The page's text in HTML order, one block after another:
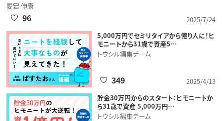
愛宕 伸康
2025/7/24
96
5,000万円でセミリタイアから億り人に！ヒ
モニートから31歳で資産5…
トウシル編集チーム
2025/4/13
349
貯金30万円からのスタート：ヒモニートか
ら31歳で資産 5,000万円…
トウシル編集チーム